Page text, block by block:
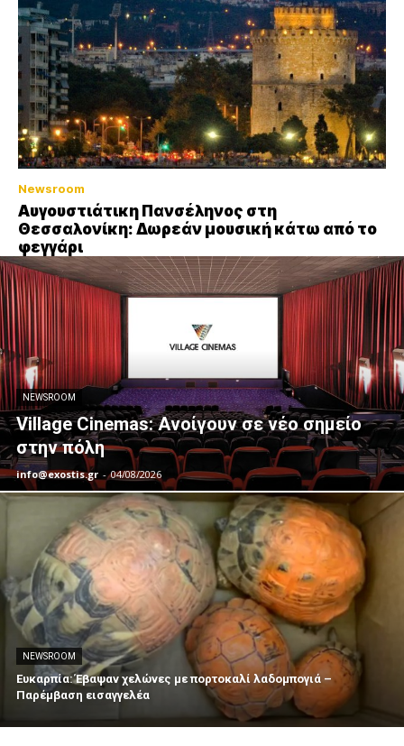
Newsroom
Αυγουστιάτικη Πανσέληνος στη
Θεσσαλονίκη: Δωρεάν μουσική κάτω από το
φεγγάρι
NEWSROOM
Village Cinemas: Ανοίγουν σε νέο σημείο
στην πόλη
info@exostis.gr - 04/08/2026
NEWSROOM
Ευκαρπία: Έβαψαν χελώνες με πορτοκαλί λαδομπογιά –
Παρέμβαση εισαγγελέα